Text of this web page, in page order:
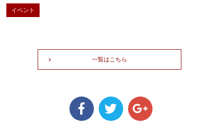
イベント
一覧はこちら